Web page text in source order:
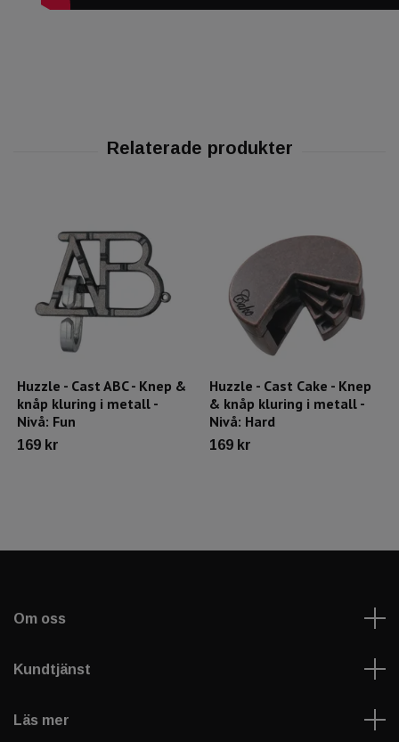
Huzzle - Cast ABC - Knep &
knåp kluring i metall -
Nivå: Fun
169 kr
Huzzle - Cast Cake - Knep
& knåp kluring i metall -
Nivå: Hard
169 kr
Om oss
Kundtjänst
Läs mer